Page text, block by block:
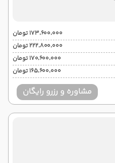
۱۷۳٬۶۰۰٬۰۰۰ تومان
۲۲۲٬۸۰۰٬۰۰۰ تومان
۱۷۰٬۶۰۰٬۰۰۰ تومان
۱۶۵٬۶۰۰٬۰۰۰ تومان
مشاوره و رزرو رایگان